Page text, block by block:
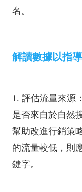
名。
解讀數據以指
1. 評估流量來源
是否來自於自然
幫助改進行銷策
的流量較低，則
鍵字。